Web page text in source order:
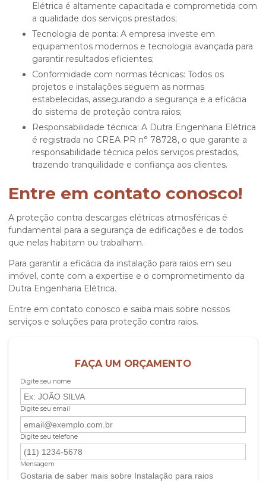
Elétrica é altamente capacitada e comprometida com
a qualidade dos serviços prestados;
Tecnologia de ponta: A empresa investe em
equipamentos modernos e tecnologia avançada para
garantir resultados eficientes;
Conformidade com normas técnicas: Todos os
projetos e instalações seguem as normas
estabelecidas, assegurando a segurança e a eficácia
do sistema de proteção contra raios;
Responsabilidade técnica: A Dutra Engenharia Elétrica
é registrada no CREA PR n° 78728, o que garante a
responsabilidade técnica pelos serviços prestados,
trazendo tranquilidade e confiança aos clientes.
Entre em contato conosco!
A proteção contra descargas elétricas atmosféricas é
fundamental para a segurança de edificações e de todos
que nelas habitam ou trabalham.
Para garantir a eficácia da instalação para raios em seu
imóvel, conte com a expertise e o comprometimento da
Dutra Engenharia Elétrica.
Entre em contato conosco e saiba mais sobre nossos
serviços e soluções para proteção contra raios.
FAÇA UM ORÇAMENTO
Digite seu nome
Digite seu email
Digite seu telefone
Mensagem